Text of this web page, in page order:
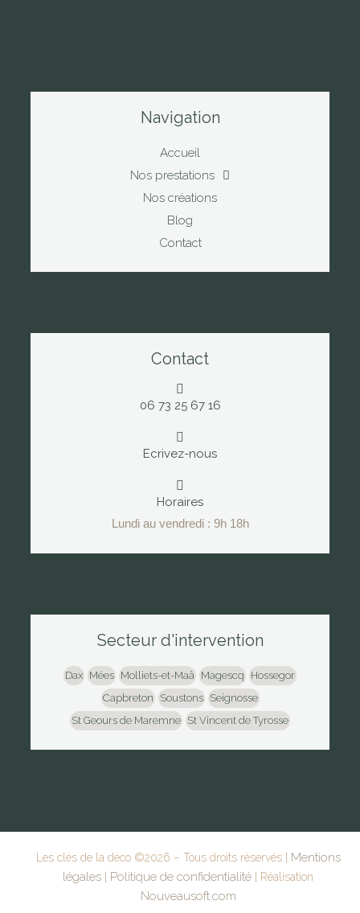
Navigation
Accueil
Nos prestations
Nos créations
Blog
Contact
Contact
06 73 25 67 16
Ecrivez-nous
Horaires
Lundi au vendredi : 9h 18h
Secteur d'intervention
Dax Mées Molliets-et-Maâ Magescq
Hossegor
Capbreton
Soustons
Seignosse
St Geours de Maremne St Vincent de Tyrosse
Les clés de la déco ©2026 – Tous droits réservés | Mentions
légales
Politique de confidentialité | Réalisation
Nouveausoft.com